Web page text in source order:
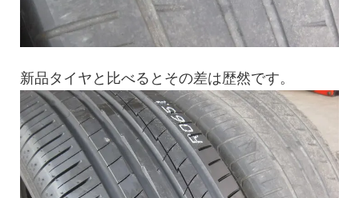
新品タイヤと比べるとその差は歴然です。